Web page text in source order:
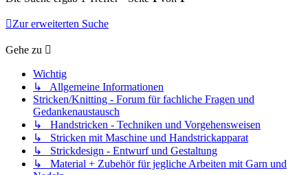
Zur erweiterten Suche
Gehe zu
Wichtig
↳ Allgemeine Informationen
Stricken/Knitting - Forum für fachliche Fragen und
Gedankenaustausch
↳ Handstricken - Techniken und Vorgehensweisen
↳ Stricken mit Maschine und Handstrickapparat
↳ Strickdesign - Entwurf und Gestaltung
↳ Material + Zubehör für jegliche Arbeiten mit Garn und